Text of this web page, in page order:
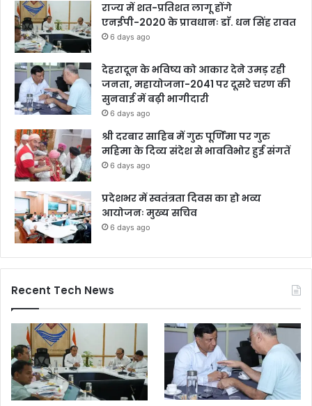
राज्य में शत-प्रतिशत लागू होंगे
एनईपी-2020 के प्रावधानः डाॅ. धन सिंह रावत
6 days ago
देहरादून के भविष्य को आकार देने उमड़ रही
जनता, महायोजना-2041 पर दूसरे चरण की
सुनवाई में बढ़ी भागीदारी
6 days ago
श्री दरबार साहिब में गुरु पूर्णिमा पर गुरु
महिमा के दिव्य संदेश से भावविभोर हुई संगतें
6 days ago
प्रदेशभर में स्वतंत्रता दिवस का हो भव्य
आयोजनः मुख्य सचिव
6 days ago
Recent Tech News